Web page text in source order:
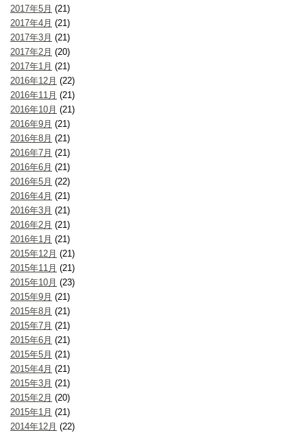
2017年5月 (21)
2017年4月 (21)
2017年3月 (21)
2017年2月 (20)
2017年1月 (21)
2016年12月 (22)
2016年11月 (21)
2016年10月 (21)
2016年9月 (21)
2016年8月 (21)
2016年7月 (21)
2016年6月 (21)
2016年5月 (22)
2016年4月 (21)
2016年3月 (21)
2016年2月 (21)
2016年1月 (21)
2015年12月 (21)
2015年11月 (21)
2015年10月 (23)
2015年9月 (21)
2015年8月 (21)
2015年7月 (21)
2015年6月 (21)
2015年5月 (21)
2015年4月 (21)
2015年3月 (21)
2015年2月 (20)
2015年1月 (21)
2014年12月 (22)